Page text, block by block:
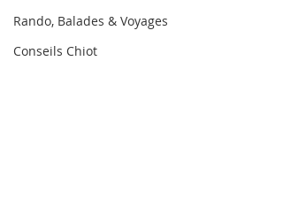
Rando, Balades & Voyages
Conseils Chiot